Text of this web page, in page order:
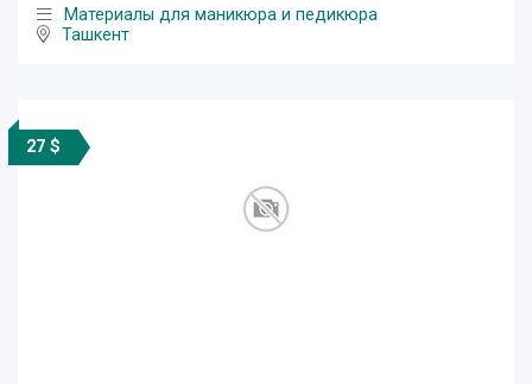
Материалы для маникюра и педикюра
Ташкент
27 $